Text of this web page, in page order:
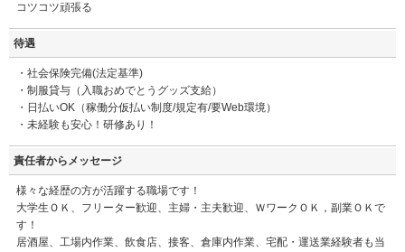
コツコツ頑張る
待遇
・社会保険完備(法定基準)
・制服貸与（入職おめでとうグッズ支給）
・日払いOK（稼働分仮払い制度/規定有/要Web環境）
・未経験も安心！研修あり！
責任者からメッセージ
様々な経歴の方が活躍する職場です！
大学生ＯＫ、フリーター歓迎、主婦・主夫歓迎、ＷワークＯＫ，副業ＯＫで
す！
居酒屋、工場内作業、飲食店、接客、倉庫内作業、宅配・運送業経験者も当